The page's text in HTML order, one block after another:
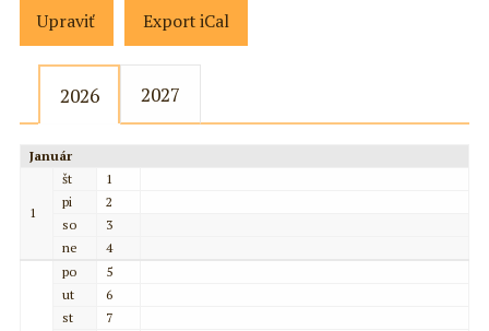
Upraviť Export iCal
2026 2027
Január
1
št
1
pi
2
so
3
ne
4
po
5
ut
6
st
7